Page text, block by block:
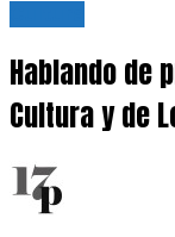
Hablando de
Cultura y de